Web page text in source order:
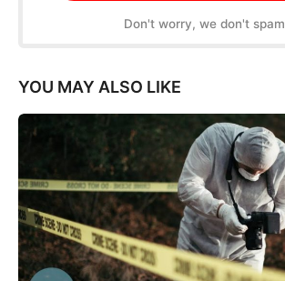
Don't worry, we don't spam
YOU MAY ALSO LIKE